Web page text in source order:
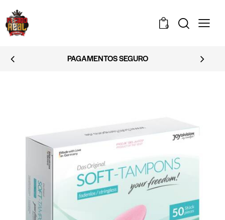
0
EMBALAGEM DISCRETA